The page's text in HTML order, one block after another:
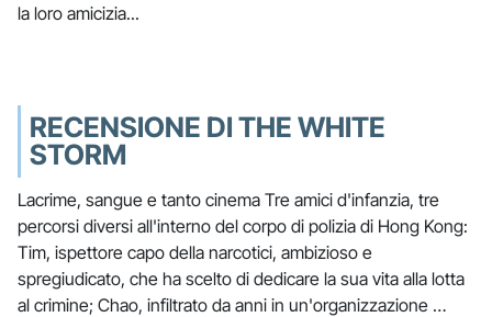
la loro amicizia...
RECENSIONE DI THE WHITE
STORM
Lacrime, sangue e tanto cinema Tre amici d'infanzia, tre
percorsi diversi all'interno del corpo di polizia di Hong Kong:
Tim, ispettore capo della narcotici, ambizioso e
spregiudicato, che ha scelto di dedicare la sua vita alla lotta
al crimine; Chao, infiltrato da anni in un'organizzazione …